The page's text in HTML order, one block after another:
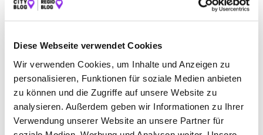
Diese Webseite verwendet Cookies
Wir verwenden Cookies, um Inhalte und Anzeigen zu
personalisieren, Funktionen für soziale Medien anbieten
zu können und die Zugriffe auf unsere Website zu
analysieren. Außerdem geben wir Informationen zu Ihrer
Verwendung unserer Website an unsere Partner für